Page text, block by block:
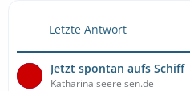
Letzte Antwort
Jetzt spontan aufs Schiff
Katharina seereisen.de